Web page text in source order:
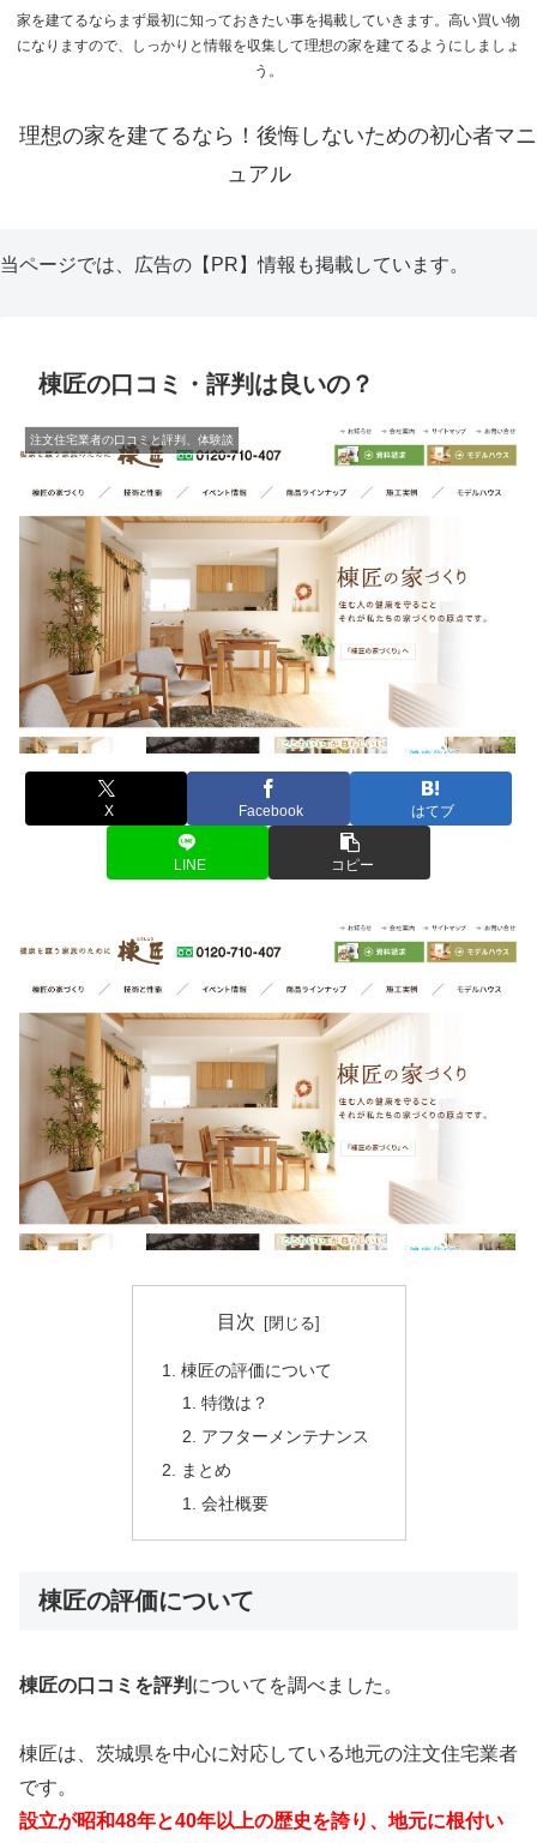
家を建てるならまず最初に知っておきたい事を掲載していきます。高い買い物
になりますので、しっかりと情報を収集して理想の家を建てるようにしましょ
う。
理想の家を建てるなら！後悔しないための初心者マニ
ュアル
当ページでは、広告の【PR】情報も掲載しています。
棟匠の口コミ・評判は良いの？
注文住宅業者の口コミと評判、体験談
X Facebook はてブ
LINE コピー
目次
棟匠の評価について
特徴は？
アフターメンテナンス
まとめ
会社概要
棟匠の評価について
棟匠の口コミを評判 についてを調べました。
棟匠は、茨城県を中心に対応している地元の注文住宅業者
です。
設立が昭和48年と40年以上の歴史を誇り、地元に根付い